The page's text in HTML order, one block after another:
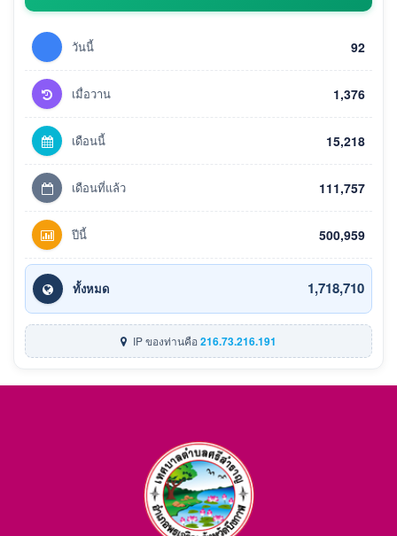
วันนี้ 92
เมื่อวาน 1,376
เดือนนี้ 15,218
เดือนที่แล้ว 111,757
ปีนี้ 500,959
ทั้งหมด 1,718,710
IP ของท่านคือ216.73.216.191